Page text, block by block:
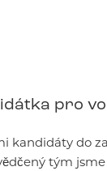
pro
kandidáty do
tým